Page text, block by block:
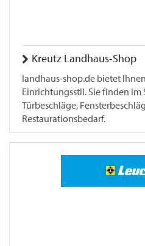
Kreutz Landhaus-Shop
landhaus-shop.de bietet
Einrichtungsstil. Sie finden im
Türbeschläge,
Restaurationsbedarf.